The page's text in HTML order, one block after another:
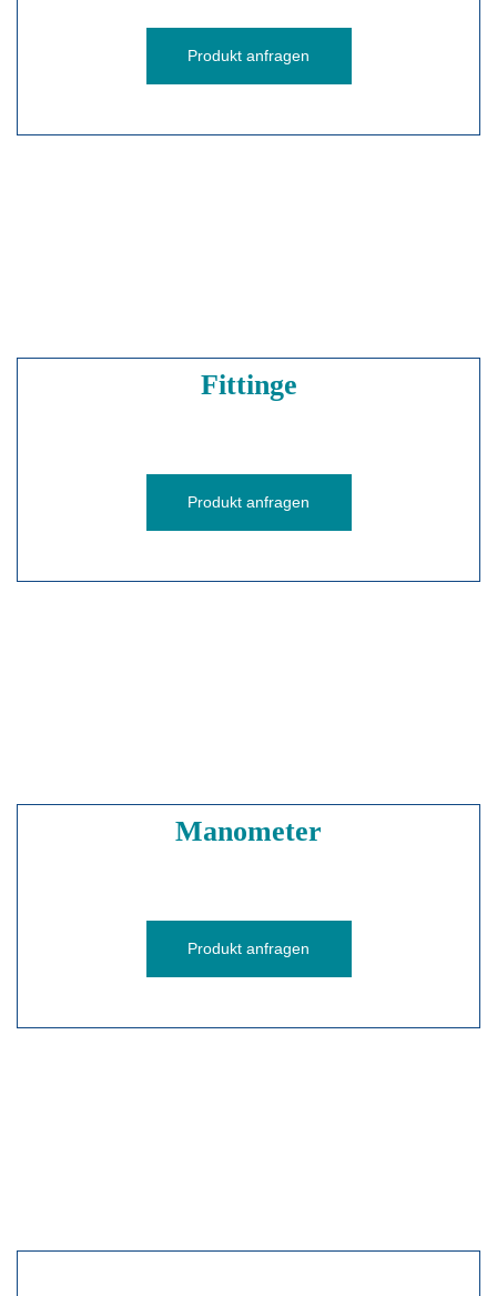
Produkt anfragen
Fittinge
Produkt anfragen
Manometer
Produkt anfragen